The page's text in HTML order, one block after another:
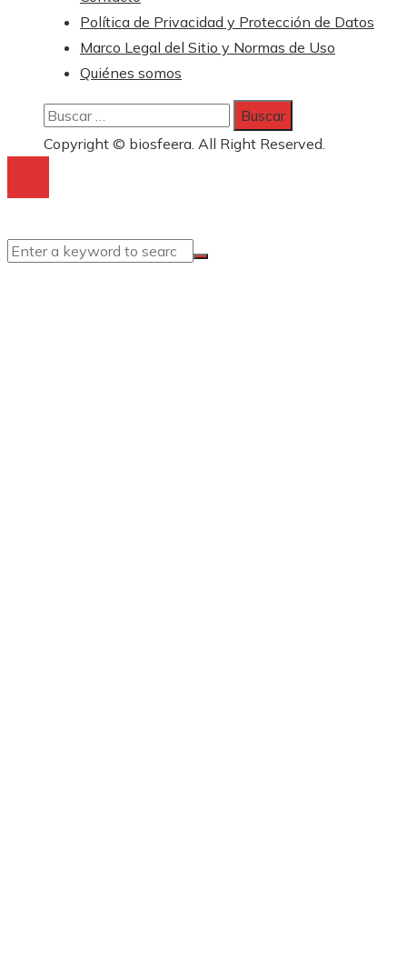
Política de Privacidad y Protección de Datos
Marco Legal del Sitio y Normas de Uso
Quiénes somos
Buscar:
Copyright © biosfeera. All Right Reserved.